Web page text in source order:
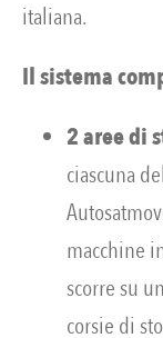
italiana.
Il sistema
2 aree di
ciascuna
macchine
scorre su
corsie di